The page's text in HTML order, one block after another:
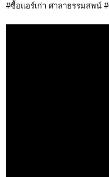
#ซื้อแอร์เก่า ศาลาธรรมสพน์